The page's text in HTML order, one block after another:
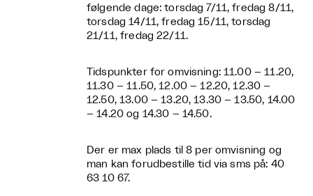
følgende dage: torsdag 7/11, fredag 8/11,
torsdag 14/11, fredag 15/11, torsdag
21/11, fredag 22/11.
Tidspunkter for omvisning: 11.00 – 11.20,
11.30 – 11.50, 12.00 – 12.20, 12.30 –
12.50, 13.00 – 13.20, 13.30 – 13.50, 14.00
– 14.20 og 14.30 – 14.50.
Der er max plads til 8 per omvisning og
man kan forudbestille tid via sms på: 40
63 10 67.